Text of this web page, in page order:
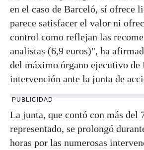
en el caso de Barceló, sí ofrece
parece satisfacer el valor ni
control como reflejan las
analistas (6,9 euros)", ha
del máximo órgano ejecutivo de
intervención ante la junta de
PUBLICIDAD
La junta, que contó con más del
representado, se prolongó
horas por las numerosas